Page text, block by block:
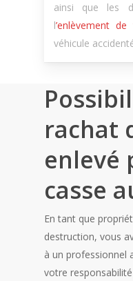
ainsi que les
l’enlèvement
véhicule
rachat
enlevé
casse
En tant que
destruction, vous
à un professionnel
votre